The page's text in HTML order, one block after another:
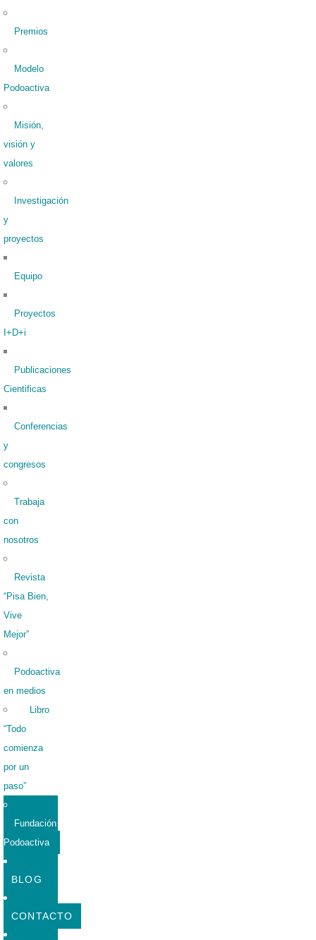
Premios
Modelo
Podoactiva
Misión,
visión y
valores
Investigación
y
proyectos
Equipo
Proyectos
I+D+i
Publicaciones
Cientificas
Conferencias
y
congresos
Trabaja
con
nosotros
Revista
“Pisa Bien,
Vive
Mejor”
Podoactiva
en medios
Libro
“Todo
comienza
por un
paso”
Fundación
Podoactiva
BLOG
CONTACTO